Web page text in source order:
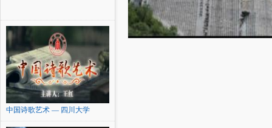
中国诗歌艺术 — 四川大学